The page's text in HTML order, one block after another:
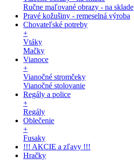
Ručne maľované obrazy - na sklade
Pravé kožušiny - remeselná výroba
Chovateľské potreby
+
Vtáky
Mačky
Vianoce
+
Vianočné stromčeky
Vianočné stolovanie
Regály a police
+
Regály
Oblečenie
+
Fusaky
!!! AKCIE a zľavy !!!
Hračky